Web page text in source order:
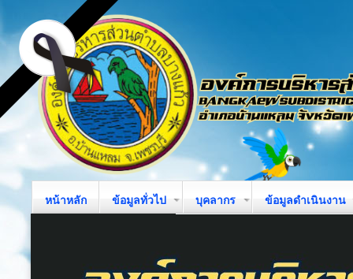
หน้าหลัก ข้อมูลทั่วไป บุคลากร ข้อมูลดำเนินงาน